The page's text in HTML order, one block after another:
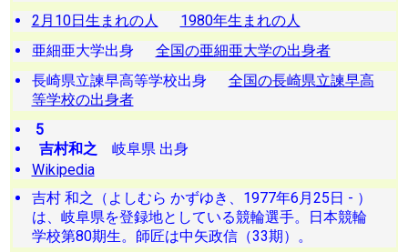
2月10日生まれの人
1980年生まれの人
亜細亜大学出身 全国の亜細亜大学の出身者
長崎県立諫早高等学校出身 全国の長崎県立諫早高
等学校の出身者
5
吉村和之 岐阜県 出身
Wikipedia
吉村 和之（よしむら かずゆき、1977年6月25日 - ）
は、岐阜県を登録地としている競輪選手。日本競輪
学校第80期生。師匠は中矢政信（33期）。